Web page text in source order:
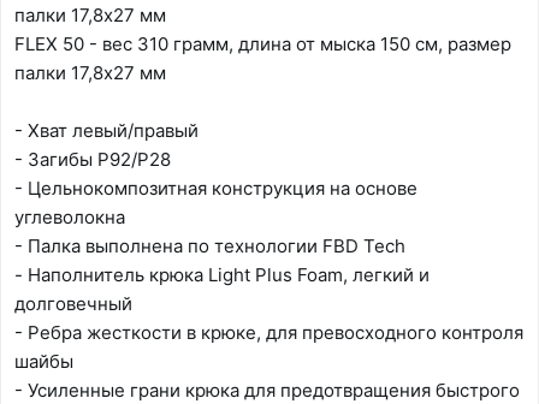
палки 17,8х27 мм
FLEX 50 - вес 310 грамм, длина от мыска 150 см, размер
палки 17,8х27 мм
- Хват левый/правый
- Загибы Р92/Р28
- Цельнокомпозитная конструкция на основе
углеволокна
- Палка выполнена по технологии FBD Tech
- Наполнитель крюка Light Plus Foam, легкий и
долговечный
- Ребра жесткости в крюке, для превосходного контроля
шайбы
- Усиленные грани крюка для предотвращения быстрого